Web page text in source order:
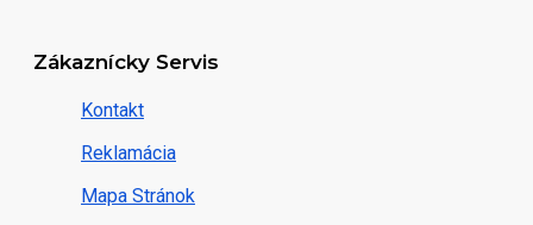
Zákaznícky Servis
Kontakt
Reklamácia
Mapa Stránok